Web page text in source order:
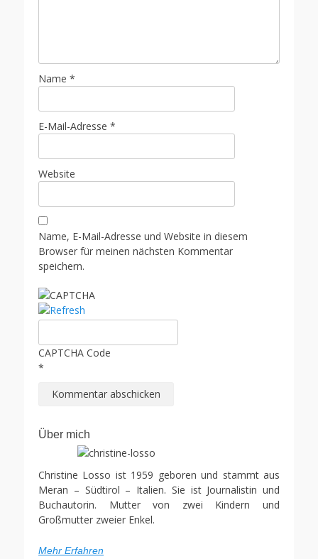
Name *
E-Mail-Adresse *
Website
Name, E-Mail-Adresse und Website in diesem
Browser für meinen nächsten Kommentar
speichern.
CAPTCHA Code
*
Über mich
Christine Losso ist 1959 geboren und stammt aus
Meran – Südtirol – Italien. Sie ist Journalistin und
Buchautorin. Mutter von zwei Kindern und
Großmutter zweier Enkel.
Mehr Erfahren